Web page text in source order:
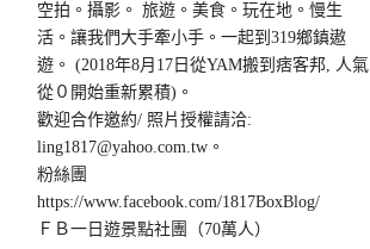
空拍。攝影。 旅遊。美食。玩在地。慢生
活。讓我們大手牽小手。一起到319鄉鎮遨
遊。 (2018年8月17日從YAM搬到痞客邦, 人氣
從０開始重新累積)。
歡迎合作邀約/ 照片授權請洽:
ling1817@yahoo.com.tw 。
粉絲團
https://www.facebook.com/1817BoxBlog/
ＦＢ一日遊景點社團（70萬人）